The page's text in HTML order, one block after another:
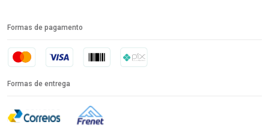
Formas de pagamento
Formas de entrega